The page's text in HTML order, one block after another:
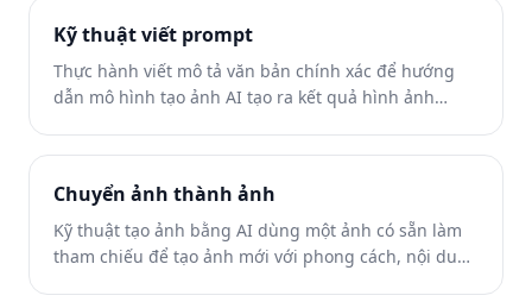
Kỹ thuật viết prompt
Thực hành viết mô tả văn bản chính xác để hướng
dẫn mô hình tạo ảnh AI tạo ra kết quả hình ảnh
Chuyển ảnh thành ảnh
Kỹ thuật tạo ảnh bằng AI dùng một ảnh có sẵn làm
tham chiếu để tạo ảnh mới với phong cách, nội dung